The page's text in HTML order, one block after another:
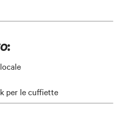
:
per le cuffiette